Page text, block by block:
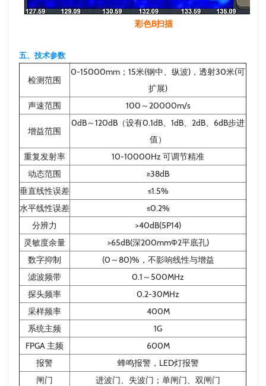
彩色B扫描
五、技术参数
检测范围
0-15000mm；15米(钢中、纵波)，透射30米(可
扩展)
声速范围
100～20000m/s
增益范围
0dB～120dB（设有0.1dB、1dB、2dB、6dB步进
值）
重复发射率
10-10000Hz 可调节精准
动态范围
≥38dB
垂直线性误差
≤1.5%
水平线性误差
≤0.2%
分辨力
>40dB(5P14)
灵敏度余量
>65dB(深200mmФ2平底孔)
数字抑制
(0～80)%，不影响线性与增益
滤波频带
0.1～500MHz
探头频率
0.2-30MHz
采样频率
400M
系统主频
1G
FPGA 主频
600M
报警
蜂鸣报警，LED灯报警
闸门
进波门、失波门；单闸门、双闸门